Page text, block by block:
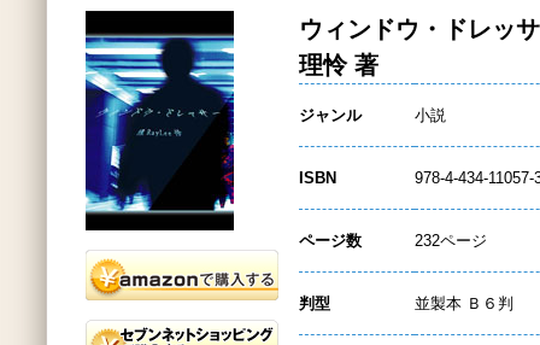
ウィンドウ・ドレッ
理怜 著
ジャンル 小説
ISBN 978-4-434-11057-
ページ数 232ページ
判型 並製本 Ｂ６判